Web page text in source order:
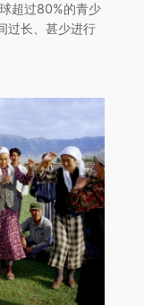
超过80%的青少
过长、甚少进行